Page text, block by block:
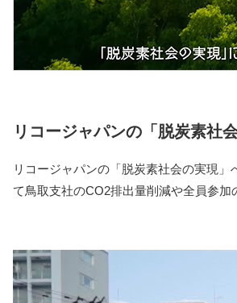
リコージャパンの「脱炭素社
リコージャパンの「脱炭素社会の実現
て鳥取支社のCO2排出量削減や全員参